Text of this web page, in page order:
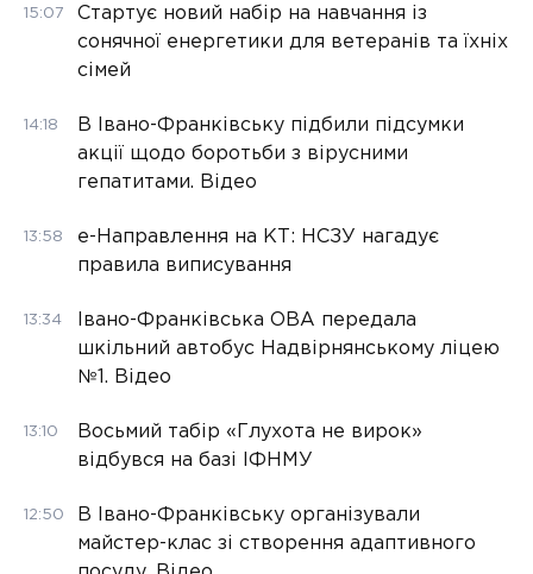
15:07
Стартує новий набір на навчання із
сонячної енергетики для ветеранів та їхніх
сімей
14:18
В Івано-Франківську підбили підсумки
акції щодо боротьби з вірусними
гепатитами. Відео
13:58
е-Направлення на КТ: НСЗУ нагадує
правила виписування
13:34
Івано-Франківська ОВА передала
шкільний автобус Надвірнянському ліцею
№1. Відео
13:10
Восьмий табір «Глухота не вирок»
відбувся на базі ІФНМУ
12:50
В Івано-Франківську організували
майстер-клас зі створення адаптивного